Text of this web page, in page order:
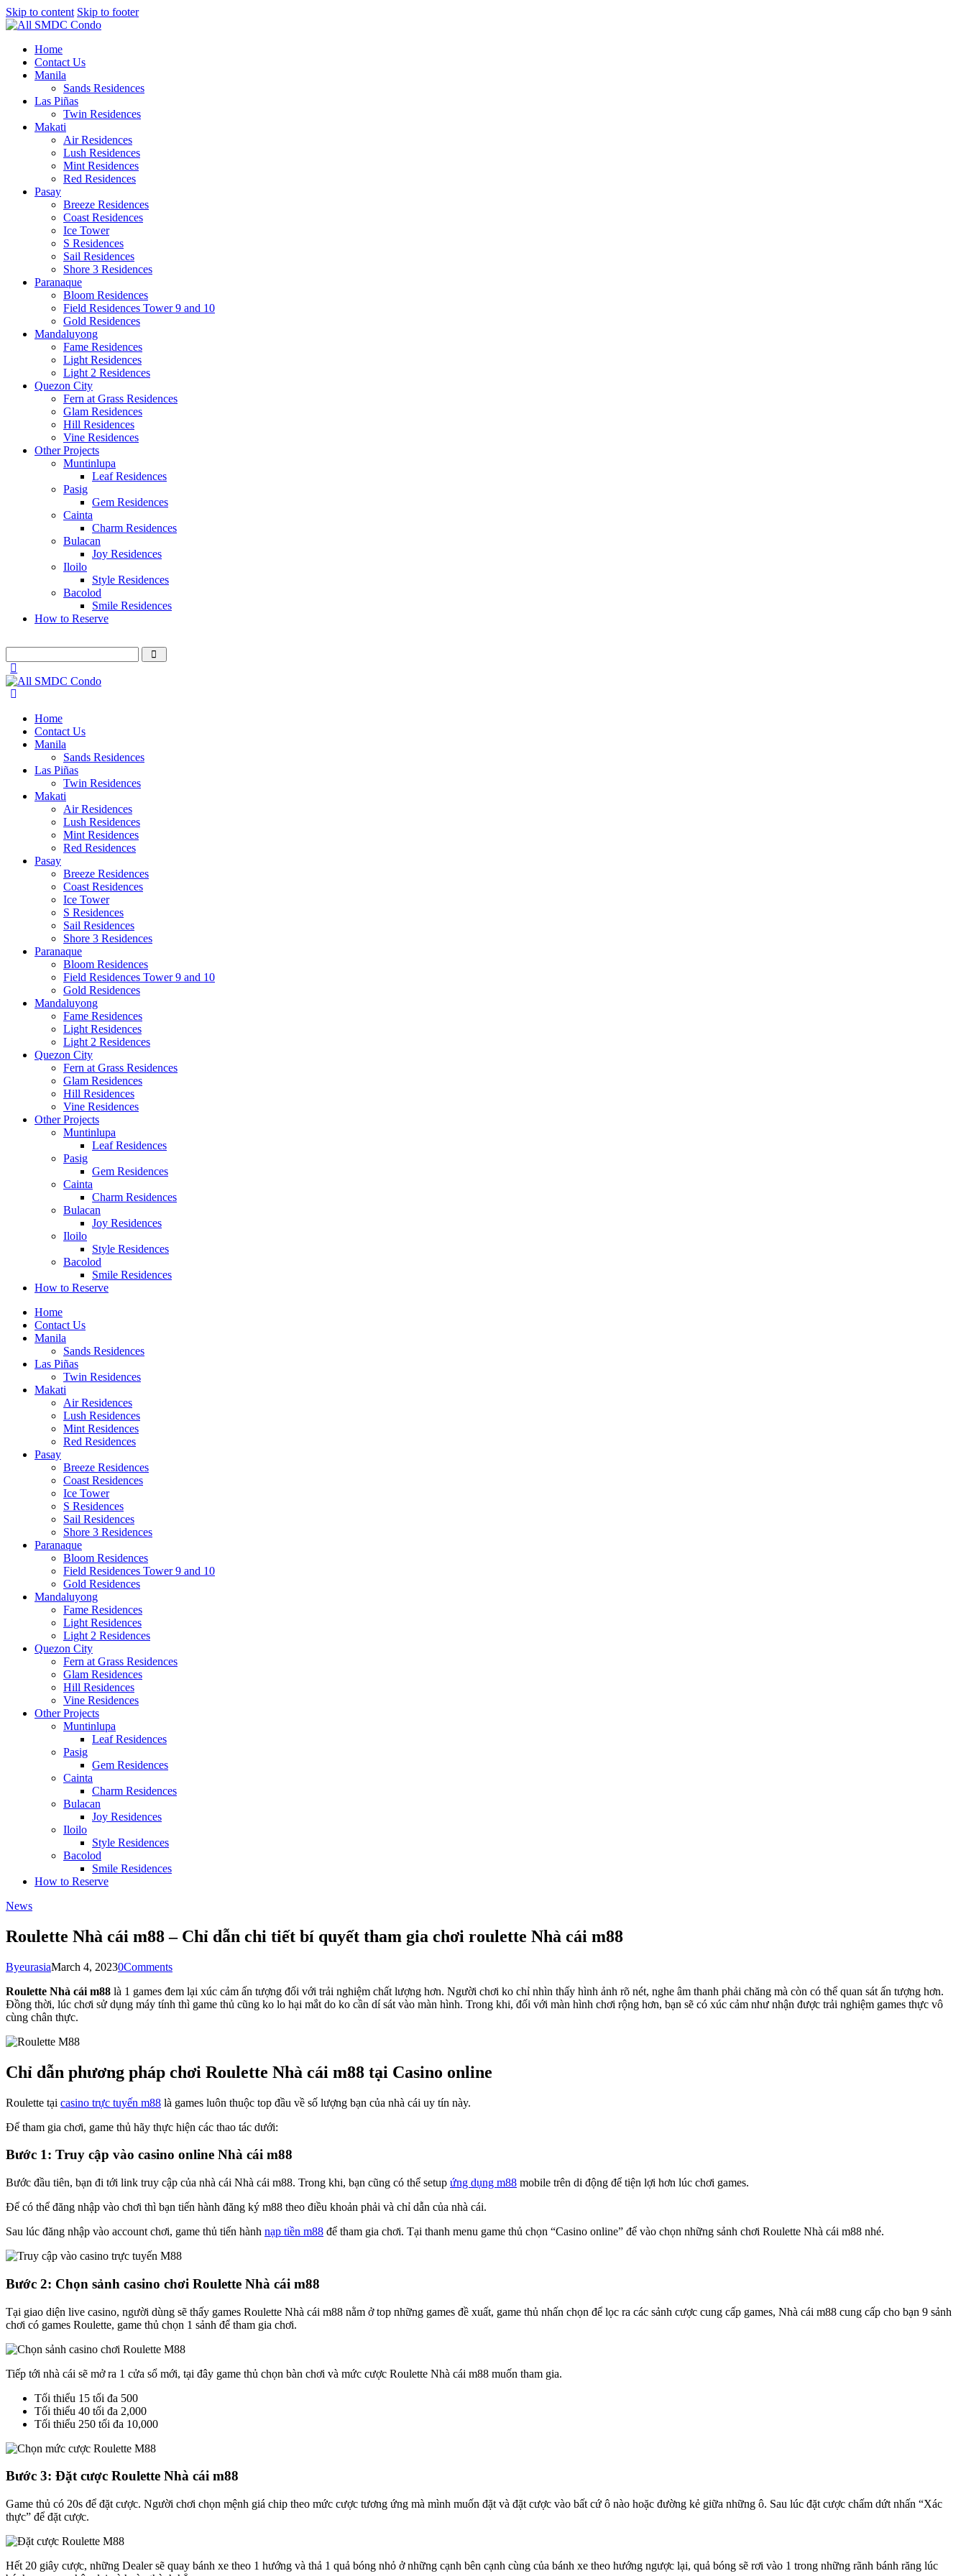
Skip to content Skip to footer
Home
Contact Us
Manila
Sands Residences
Las Piñas
Twin Residences
Makati
Air Residences
Lush Residences
Mint Residences
Red Residences
Pasay
Breeze Residences
Coast Residences
Ice Tower
S Residences
Sail Residences
Shore 3 Residences
Paranaque
Bloom Residences
Field Residences Tower 9 and 10
Gold Residences
Mandaluyong
Fame Residences
Light Residences
Light 2 Residences
Quezon City
Fern at Grass Residences
Glam Residences
Hill Residences
Vine Residences
Other Projects
Muntinlupa
Leaf Residences
Pasig
Gem Residences
Cainta
Charm Residences
Bulacan
Joy Residences
Iloilo
Style Residences
Bacolod
Smile Residences
How to Reserve
Home
Contact Us
Manila
Sands Residences
Las Piñas
Twin Residences
Makati
Air Residences
Lush Residences
Mint Residences
Red Residences
Pasay
Breeze Residences
Coast Residences
Ice Tower
S Residences
Sail Residences
Shore 3 Residences
Paranaque
Bloom Residences
Field Residences Tower 9 and 10
Gold Residences
Mandaluyong
Fame Residences
Light Residences
Light 2 Residences
Quezon City
Fern at Grass Residences
Glam Residences
Hill Residences
Vine Residences
Other Projects
Muntinlupa
Leaf Residences
Pasig
Gem Residences
Cainta
Charm Residences
Bulacan
Joy Residences
Iloilo
Style Residences
Bacolod
Smile Residences
How to Reserve
Home
Contact Us
Manila
Sands Residences
Las Piñas
Twin Residences
Makati
Air Residences
Lush Residences
Mint Residences
Red Residences
Pasay
Breeze Residences
Coast Residences
Ice Tower
S Residences
Sail Residences
Shore 3 Residences
Paranaque
Bloom Residences
Field Residences Tower 9 and 10
Gold Residences
Mandaluyong
Fame Residences
Light Residences
Light 2 Residences
Quezon City
Fern at Grass Residences
Glam Residences
Hill Residences
Vine Residences
Other Projects
Muntinlupa
Leaf Residences
Pasig
Gem Residences
Cainta
Charm Residences
Bulacan
Joy Residences
Iloilo
Style Residences
Bacolod
Smile Residences
How to Reserve
News
Roulette Nhà cái m88 – Chỉ dẫn chi tiết bí quyết tham gia chơi roulette Nhà cái m88
ByeurasiaMarch 4, 20230Comments
Roulette Nhà cái m88 là 1 games đem lại xúc cảm ấn tượng đối với trải nghiệm chất lượng hơn. Người chơi ko chỉ nhìn thấy hình ảnh rõ nét, nghe âm thanh phải chăng mà còn có thể quan sát ấn tượng hơn.
Đồng thời, lúc chơi sử dụng máy tính thì game thủ cũng ko lo hại mắt do ko cần dí sát vào màn hình. Trong khi, đối với màn hình chơi rộng hơn, bạn sẽ có xúc cảm như nhận được trải nghiệm games thực vô
cùng chân thực.
Chỉ dẫn phương pháp chơi Roulette Nhà cái m88 tại Casino online
Roulette tại casino trực tuyến m88 là games luôn thuộc top đầu về số lượng bạn của nhà cái uy tín này.
Để tham gia chơi, game thủ hãy thực hiện các thao tác dưới:
Bước 1: Truy cập vào casino online Nhà cái m88
Bước đầu tiên, bạn đi tới link truy cập của nhà cái Nhà cái m88. Trong khi, bạn cũng có thể setup ứng dụng m88 mobile trên di động để tiện lợi hơn lúc chơi games.
Để có thể đăng nhập vào chơi thì bạn tiến hành đăng ký m88 theo điều khoản phải và chỉ dẫn của nhà cái.
Sau lúc đăng nhập vào account chơi, game thủ tiến hành nạp tiền m88 để tham gia chơi. Tại thanh menu game thủ chọn “Casino online” để vào chọn những sảnh chơi Roulette Nhà cái m88 nhé.
Bước 2: Chọn sảnh casino chơi Roulette Nhà cái m88
Tại giao diện live casino, người dùng sẽ thấy games Roulette Nhà cái m88 nằm ở top những games đề xuất, game thủ nhấn chọn để lọc ra các sảnh cược cung cấp games, Nhà cái m88 cung cấp cho bạn 9 sảnh
chơi có games Roulette, game thủ chọn 1 sảnh để tham gia chơi.
Tiếp tới nhà cái sẽ mở ra 1 cửa sổ mới, tại đây game thủ chọn bàn chơi và mức cược Roulette Nhà cái m88 muốn tham gia.
Tối thiểu 15 tối đa 500
Tối thiểu 40 tối đa 2,000
Tối thiểu 250 tối đa 10,000
Bước 3: Đặt cược Roulette Nhà cái m88
Game thủ có 20s để đặt cược. Người chơi chọn mệnh giá chip theo mức cược tương ứng mà mình muốn đặt và đặt cược vào bất cứ ô nào hoặc đường kẻ giữa những ô. Sau lúc đặt cược chấm dứt nhấn “Xác
thực” để đặt cược.
Hết 20 giây cược, những Dealer sẽ quay bánh xe theo 1 hướng và thả 1 quả bóng nhỏ ở những cạnh bên cạnh cùng của bánh xe theo hướng ngược lại, quả bóng sẽ rơi vào 1 trong những rãnh bánh răng lúc